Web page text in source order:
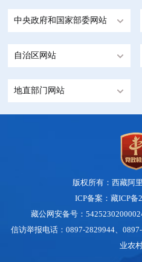
中央政府和国家部委网站
自治区网站
地直部门网站
版权所有：西藏阿
ICP备案：藏ICP备
藏公网安备号：
信访举报电话：0897-2829944、
业农